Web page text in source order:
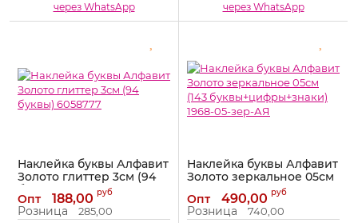
через WhatsApp
через WhatsApp
Наклейка буквы Алфавит
Золото глиттер 3см (94
буквы) 6058777
Артикул: 6058777
Опт 188,00 руб
Розница 285,00
Наклейка буквы Алфавит
Золото зеркальное 05см
буквы+цифры+знаки)
1968-05-зер-АЯ
Опт 490,00 руб
Розница 740,00